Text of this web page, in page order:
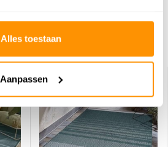
Alles toestaan
AanpassenKORTING 50%